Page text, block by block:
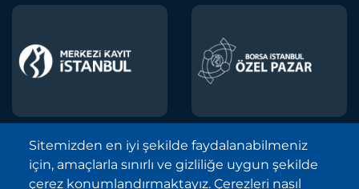
Borsa İstanbul A.Ş. © 2013-2025
Sitemizden en iyi şekilde faydalanabilmeniz
için, amaçlarla sınırlı ve gizliliğe uygun şekilde
çerez konumlandırmaktayız. Çerezleri nasıl